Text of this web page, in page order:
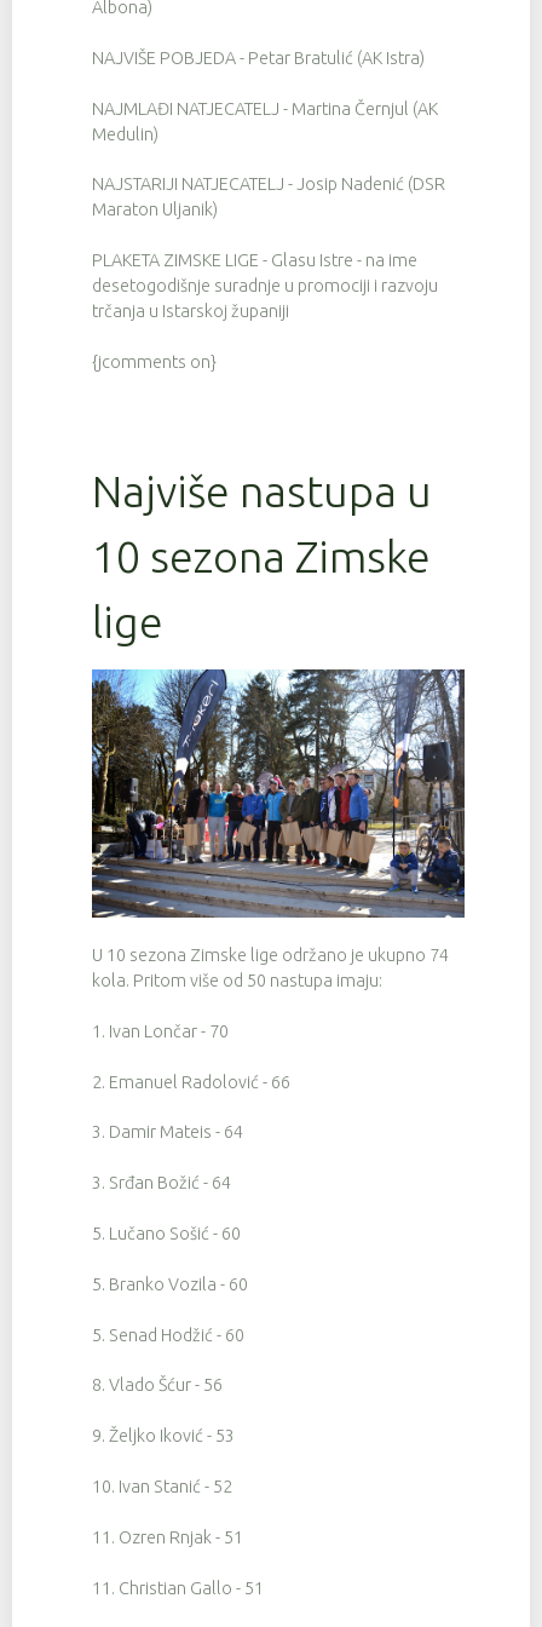
Albona)
NAJVIŠE POBJEDA - Petar Bratulić (AK Istra)
NAJMLAĐI NATJECATELJ - Martina Černjul (AK
Medulin)
NAJSTARIJI NATJECATELJ - Josip Nadenić (DSR
Maraton Uljanik)
PLAKETA ZIMSKE LIGE - Glasu Istre - na ime
desetogodišnje suradnje u promociji i razvoju
trčanja u Istarskoj županiji
{jcomments on}
Najviše nastupa u
10 sezona Zimske
lige
U 10 sezona Zimske lige održano je ukupno 74
kola. Pritom više od 50 nastupa imaju:
1. Ivan Lončar - 70
2. Emanuel Radolović - 66
3. Damir Mateis - 64
3. Srđan Božić - 64
5. Lučano Sošić - 60
5. Branko Vozila - 60
5. Senad Hodžić - 60
8. Vlado Šćur - 56
9. Željko Iković - 53
10. Ivan Stanić - 52
11. Ozren Rnjak - 51
11. Christian Gallo - 51